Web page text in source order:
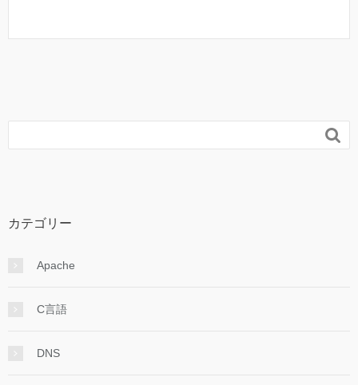

カテゴリー
Apache
C言語
DNS